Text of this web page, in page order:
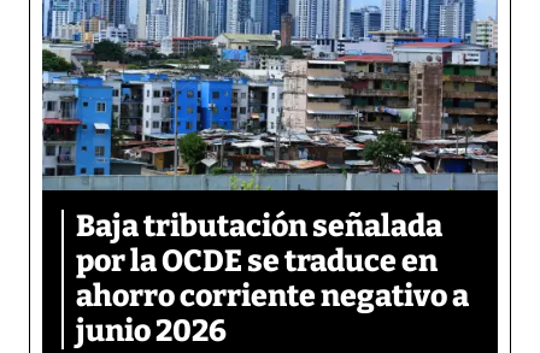
Baja tributación señalada
por la OCDE se traduce en
ahorro corriente negativo a
junio 2026